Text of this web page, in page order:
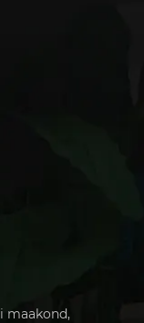
maakond,